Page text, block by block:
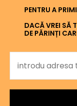
PENTRU A
DACĂ VREI SĂ
DE PĂRINȚI